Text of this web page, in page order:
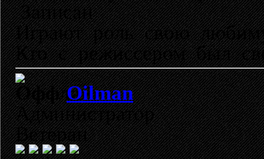
Записан
Играют роль свою
Кто с режиссером был
Oilman
Администратор
Ветеран